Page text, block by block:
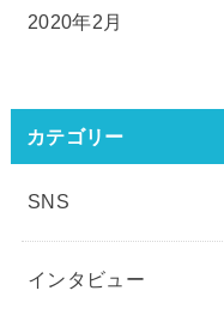
2020年2月
カテゴリー
SNS
インタビュー